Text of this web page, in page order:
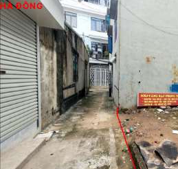
HÀ ĐÔNG